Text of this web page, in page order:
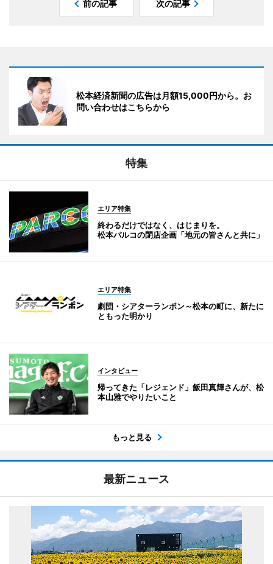
前の記事 次の記事
松本経済新聞の広告は月額15,000円から。お
問い合わせはこちらから
特集
エリア特集
終わるだけではなく、はじまりを。
松本パルコの閉店企画「地元の皆さんと共に」
エリア特集
劇団・シアターランポン～松本の町に、新たに
ともった明かり
インタビュー
帰ってきた「レジェンド」飯田真輝さんが、松
本山雅でやりたいこと
もっと見る
最新ニュース